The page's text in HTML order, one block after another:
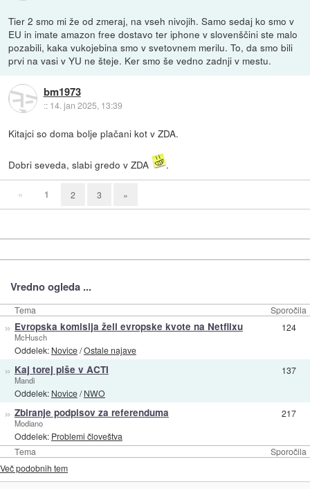
Tier 2 smo mi že od zmeraj, na vseh nivojih. Samo sedaj ko smo v
EU in imate amazon free dostavo ter iphone v slovenščini ste malo
pozabili, kaka vukojebina smo v svetovnem merilu. To, da smo bili
prvi na vasi v YU ne šteje. Ker smo še vedno zadnji v mestu.
bm1973
:: 14. jan 2025, 13:39
Kitajci so doma bolje plačani kot v ZDA.
Dobri seveda, slabi gredo v ZDA .
« 1 2 3 »
Vredno ogleda ...
Tema Sporočila
Tema Sporočila
» Evropska komisija želi evropske kvote na Netflixu
McHusch
Oddelek: Novice/Ostale najave
124
» Kaj torej piše v ACTI
Mandi
Oddelek: Novice/NWO
137
» Zbiranje podpisov za referenduma
Modiano
Oddelek: Problemi človeštva
217
Več podobnih tem